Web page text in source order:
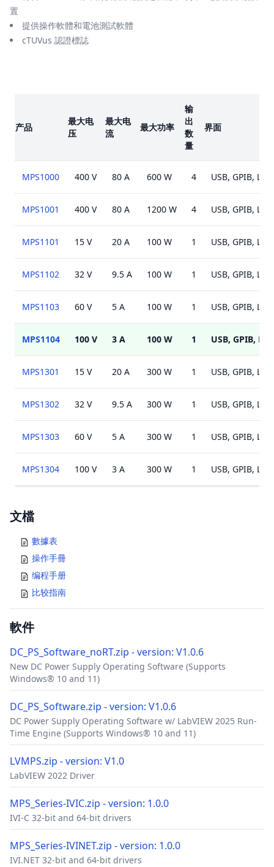
置
提供操作軟體和電池測試軟體
cTUVus 認證標誌
产品
最大电
压
最大电
流
最大功率
输
出
数
量
界面
MPS1000 400 V 80 A 600 W 4 USB, GPIB, LAN
MPS1001 400 V 80 A 1200 W 4 USB, GPIB, LAN
MPS1101 15 V 20 A 100 W 1 USB, GPIB, LAN
MPS1102 32 V 9.5 A 100 W 1 USB, GPIB, LAN
MPS1103 60 V 5 A 100 W 1 USB, GPIB, LAN
MPS1104 100 V 3 A 100 W 1 USB, GPIB,
MPS1301 15 V 20 A 300 W 1 USB, GPIB, LAN
MPS1302 32 V 9.5 A 300 W 1 USB, GPIB, LAN
MPS1303 60 V 5 A 300 W 1 USB, GPIB, LAN
MPS1304 100 V 3 A 300 W 1 USB, GPIB, LAN
Documents
文檔
數據表
操作手冊
编程手册
比较指南
軟件
DC_PS_Software_noRT.zip - version: V1.0.6
New DC Power Supply Operating Software (Supports
Windows® 10 and 11)
DC_PS_Software.zip - version: V1.0.6
DC Power Supply Operating Software w/ LabVIEW 2025 Run-
Time Engine (Supports Windows® 10 and 11)
LVMPS.zip - version: V1.0
LabVIEW 2022 Driver
MPS_Series-IVIC.zip - version: 1.0.0
IVI-C 32-bit and 64-bit drivers
MPS_Series-IVINET.zip - version: 1.0.0
IVI.NET 32-bit and 64-bit drivers